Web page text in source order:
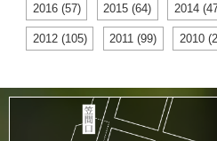
2016 (57) 2015 (64) 2014
2012 (105) 2011 (99) 2010